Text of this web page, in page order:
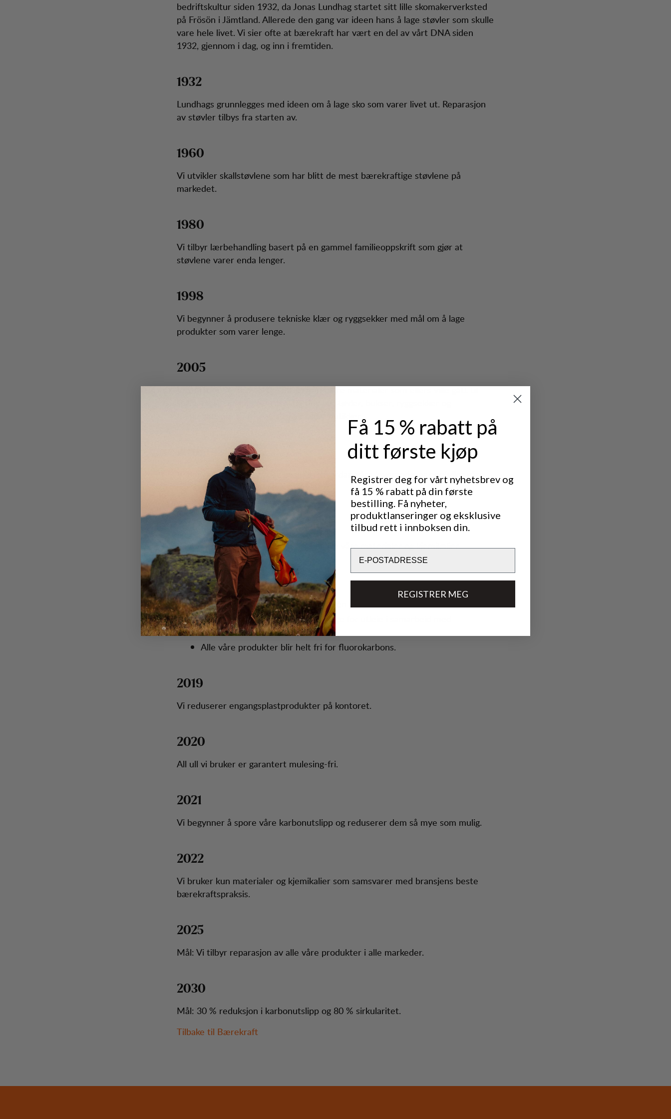
bedriftskultur siden 1932, da Jonas Lundhag startet sitt lille skomakerverksted
på Frösön i Jämtland. Allerede den gang var ideen hans å lage støvler som skulle
vare hele livet. Vi sier ofte at bærekraft har vært en del av vårt DNA siden
1932, gjennom i dag, og inn i fremtiden.
1932
Lundhags grunnlegges med ideen om å lage sko som varer livet ut. Reparasjon
av støvler tilbys fra starten av.
1960
Vi utvikler skallstøvlene som har blitt de mest bærekraftige støvlene på
markedet.
1980
Vi tilbyr lærbehandling basert på en gammel familieoppskrift som gjør at
støvlene varer enda lenger.
1998
Vi begynner å produsere tekniske klær og ryggsekker med mål om å lage
produkter som varer lenge.
2005
Vi starter ulike prosjekter for å resirkulere materialer som ellers ville gått til
Vi begynner å systematisk evaluere hvordan våre leverandører oppfyller våre
bærekraftsmål.
Vi starter registrering av detaljer om alle våre materialer og kjemikalier.
2018
Vi reduserer antall kolleksjoner til én per år.
Vi gjør produktene våre tilgjengelige for utleie i samarbeid med
Outdoorbuddies.
Alle våre produkter blir helt fri for fluorokarbons.
2019
Vi reduserer engangsplastprodukter på kontoret.
2020
All ull vi bruker er garantert mulesing-fri.
2021
Vi begynner å spore våre karbonutslipp og reduserer dem så mye som mulig.
2022
Vi bruker kun materialer og kjemikalier som samsvarer med bransjens beste
bærekraftspraksis.
2025
Mål: Vi tilbyr reparasjon av alle våre produkter i alle markeder.
2030
Mål: 30 % reduksjon i karbonutslipp og 80 % sirkularitet.
Tilbake til Bærekraft
Få 15 % rabatt på
ditt første kjøp
Registrer deg for vårt nyhetsbrev og
få 15 % rabatt på din første
bestilling. Få nyheter,
produktlanseringer og eksklusive
tilbud rett i innboksen din.
REGISTRER MEG